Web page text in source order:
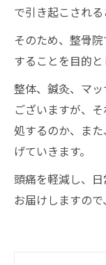
で引き起こされる
そのため、整骨
することを目的と
整体、鍼灸、マ
ございますが、
処するのか、ま
げていきます。
頭痛を軽減し、
お届けしますので